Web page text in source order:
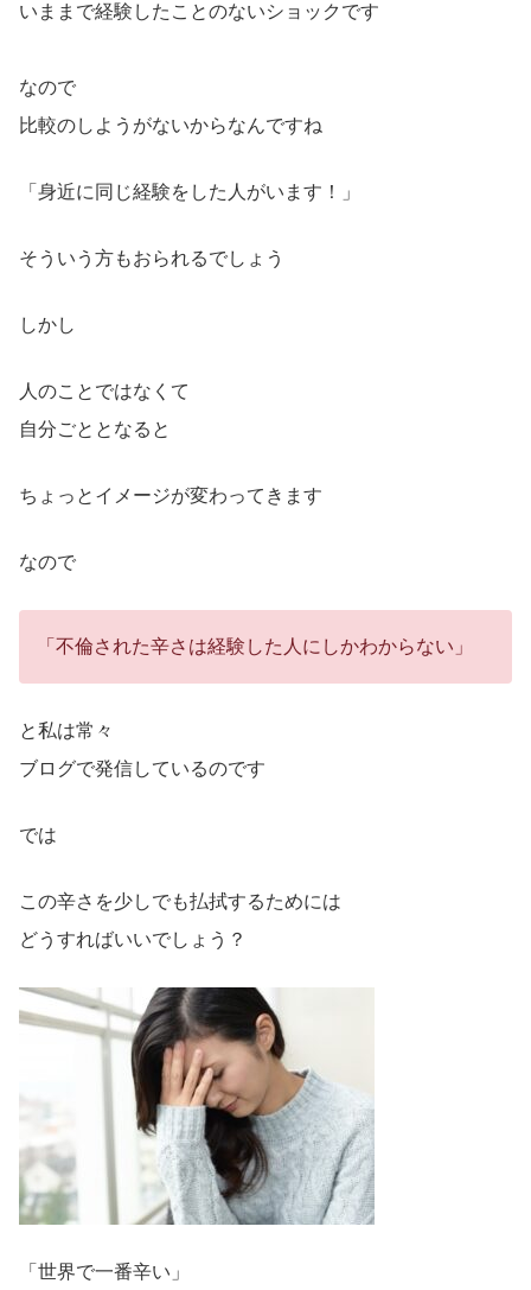
いままで経験したことのないショックです
なので
比較のしようがないからなんですね
「身近に同じ経験をした人がいます！」
そういう方もおられるでしょう
しかし
人のことではなくて
自分ごととなると
ちょっとイメージが変わってきます
なので
「不倫された辛さは経験した人にしかわからない」
と私は常々
ブログで発信しているのです
では
この辛さを少しでも払拭するためには
どうすればいいでしょう？
「世界で一番辛い」